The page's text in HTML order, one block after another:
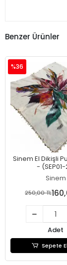
Benzer Ürünler
Sinem El Dikişli
- (SEP01-
Sinem
%36
250,00 TL
Adet
Sepete